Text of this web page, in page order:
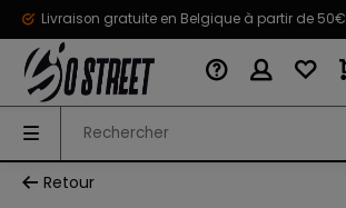
Livraison gratuite en Belgique à partir de 50€
Retour